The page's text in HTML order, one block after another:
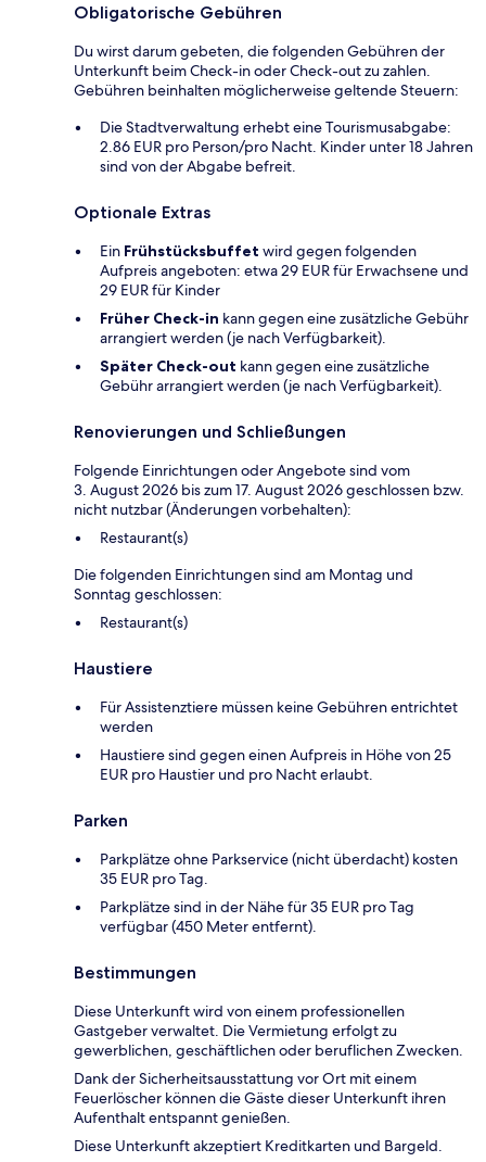
Obligatorische Gebühren
Du wirst darum gebeten, die folgenden Gebühren der
Unterkunft beim Check-in oder Check-out zu zahlen.
Gebühren beinhalten möglicherweise geltende Steuern:
Die Stadtverwaltung erhebt eine Tourismusabgabe:
2.86 EUR pro Person/pro Nacht. Kinder unter 18 Jahren
sind von der Abgabe befreit.
Optionale Extras
Ein Frühstücksbuffet wird gegen folgenden
Aufpreis angeboten: etwa 29 EUR für Erwachsene und
29 EUR für Kinder
Früher Check-in kann gegen eine zusätzliche Gebühr
arrangiert werden (je nach Verfügbarkeit).
Später Check-out kann gegen eine zusätzliche
Gebühr arrangiert werden (je nach Verfügbarkeit).
Renovierungen und Schließungen
Folgende Einrichtungen oder Angebote sind vom
3. August 2026 bis zum 17. August 2026 geschlossen bzw.
nicht nutzbar (Änderungen vorbehalten):
Restaurant(s)
Die folgenden Einrichtungen sind am Montag und
Sonntag geschlossen:
Restaurant(s)
Haustiere
Für Assistenztiere müssen keine Gebühren entrichtet
werden
Haustiere sind gegen einen Aufpreis in Höhe von 25
EUR pro Haustier und pro Nacht erlaubt.
Parken
Parkplätze ohne Parkservice (nicht überdacht) kosten
35 EUR pro Tag.
Parkplätze sind in der Nähe für 35 EUR pro Tag
verfügbar (450 Meter entfernt).
Bestimmungen
Diese Unterkunft wird von einem professionellen
Gastgeber verwaltet. Die Vermietung erfolgt zu
gewerblichen, geschäftlichen oder beruflichen Zwecken.
Dank der Sicherheitsausstattung vor Ort mit einem
Feuerlöscher können die Gäste dieser Unterkunft ihren
Aufenthalt entspannt genießen.
Diese Unterkunft akzeptiert Kreditkarten und Bargeld.